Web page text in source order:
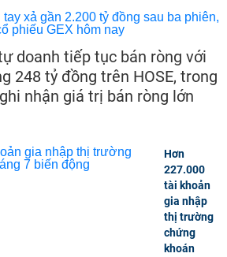
doanh tiếp tục bán ròng với
248 tỷ đồng trên HOSE, trong
nhận giá trị bán ròng lớn
Hơn
227.000
tài khoản
gia nhập
thị trường
chứng
khoán